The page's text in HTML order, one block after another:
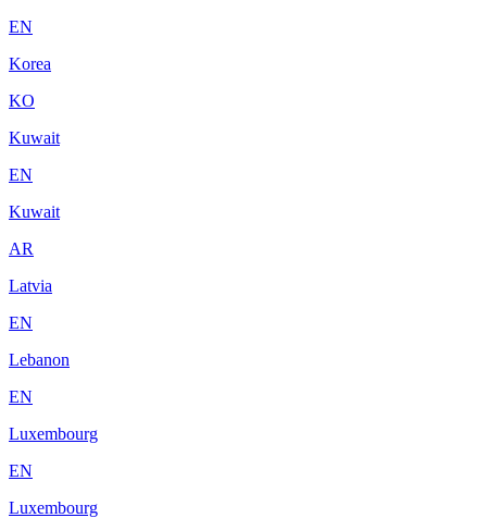
EN
Korea
KO
Kuwait
EN
Kuwait
AR
Latvia
EN
Lebanon
EN
Luxembourg
EN
Luxembourg